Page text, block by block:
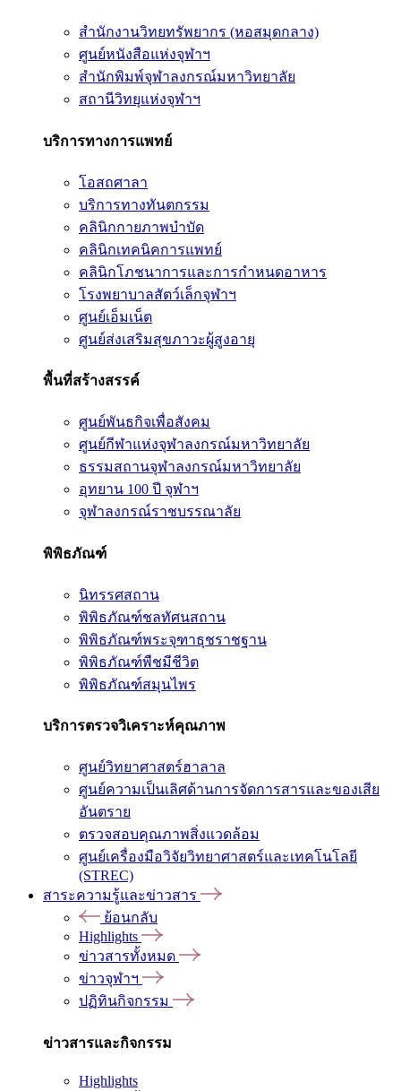
สำนักงานวิทยทรัพยากร (หอสมุดกลาง)
ศูนย์หนังสือแห่งจุฬาฯ
สำนักพิมพ์จุฬาลงกรณ์มหาวิทยาลัย
สถานีวิทยุแห่งจุฬาฯ
บริการทางการแพทย์
โอสถศาลา
บริการทางทันตกรรม
คลินิกกายภาพบำบัด
คลินิกเทคนิคการแพทย์
คลินิกโภชนาการและการกำหนดอาหาร
โรงพยาบาลสัตว์เล็กจุฬาฯ
ศูนย์เอ็มเน็ต
ศูนย์ส่งเสริมสุขภาวะผู้สูงอายุ
พื้นที่สร้างสรรค์
ศูนย์พันธกิจเพื่อสังคม
ศูนย์กีฬาแห่งจุฬาลงกรณ์มหาวิทยาลัย
ธรรมสถานจุฬาลงกรณ์มหาวิทยาลัย
อุทยาน 100 ปี จุฬาฯ
จุฬาลงกรณ์ราชบรรณาลัย
พิพิธภัณฑ์
นิทรรศสถาน
พิพิธภัณฑ์ชลทัศนสถาน
พิพิธภัณฑ์พระจุฑาธุชราชฐาน
พิพิธภัณฑ์พืชมีชีวิต
พิพิธภัณฑ์สมุนไพร
บริการตรวจวิเคราะห์คุณภาพ
ศูนย์วิทยาศาสตร์ฮาลาล
ศูนย์ความเป็นเลิศด้านการจัดการสารและของเสีย
อันตราย
ตรวจสอบคุณภาพสิ่งแวดล้อม
ศูนย์เครื่องมือวิจัยวิทยาศาสตร์และเทคโนโลยี
(STREC)
สาระความรู้และข่าวสาร
ย้อนกลับ
Highlights
ข่าวสารทั้งหมด
ข่าวจุฬาฯ
ปฏิทินกิจกรรม
ข่าวสารและกิจกรรม
Highlights